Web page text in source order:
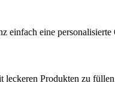
einfach eine
Produkten zu